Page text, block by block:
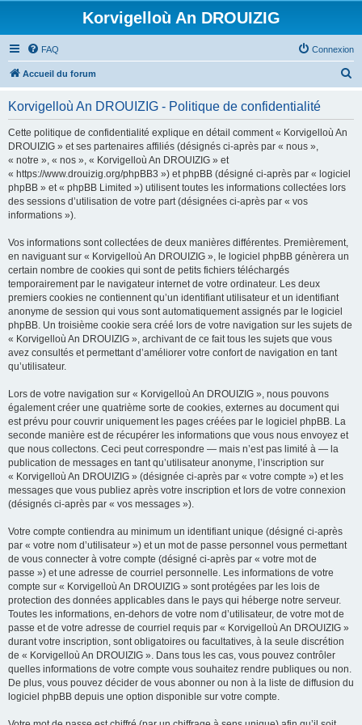
Korvigelloù An DROUIZIG
FAQ Connexion
Accueil du forum
Korvigelloù An DROUIZIG - Politique de confidentialité
Cette politique de confidentialité explique en détail comment « Korvigelloù An
DROUIZIG » et ses partenaires affiliés (désignés ci-après par « nous »,
« notre », « nos », « Korvigelloù An DROUIZIG » et
« https://www.drouizig.org/phpBB3 ») et phpBB (désigné ci-après par « logiciel
phpBB » et « phpBB Limited ») utilisent toutes les informations collectées lors
des sessions d’utilisation de votre part (désignées ci-après par « vos
informations »).
Vos informations sont collectées de deux manières différentes. Premièrement,
en naviguant sur « Korvigelloù An DROUIZIG », le logiciel phpBB génèrera un
certain nombre de cookies qui sont de petits fichiers téléchargés
temporairement par le navigateur internet de votre ordinateur. Les deux
premiers cookies ne contiennent qu’un identifiant utilisateur et un identifiant
anonyme de session qui vous sont automatiquement assignés par le logiciel
phpBB. Un troisième cookie sera créé lors de votre navigation sur les sujets de
« Korvigelloù An DROUIZIG », archivant de ce fait tous les sujets que vous
avez consultés et permettant d’améliorer votre confort de navigation en tant
qu’utilisateur.
Lors de votre navigation sur « Korvigelloù An DROUIZIG », nous pouvons
également créer une quatrième sorte de cookies, externes au document qui
est prévu pour couvrir uniquement les pages créées par le logiciel phpBB. La
seconde manière est de récupérer les informations que vous nous envoyez et
que nous collectons. Ceci peut correspondre — mais n’est pas limité à — la
publication de messages en tant qu’utilisateur anonyme, l’inscription sur
« Korvigelloù An DROUIZIG » (désignée ci-après par « votre compte ») et les
messages que vous publiez après votre inscription et lors de votre connexion
(désignés ci-après par « vos messages »).
Votre compte contiendra au minimum un identifiant unique (désigné ci-après
par « votre nom d’utilisateur ») et un mot de passe personnel vous permettant
de vous connecter à votre compte (désigné ci-après par « votre mot de
passe ») et une adresse de courriel personnelle. Les informations de votre
compte sur « Korvigelloù An DROUIZIG » sont protégées par les lois de
protection des données applicables dans le pays qui héberge notre serveur.
Toutes les informations, en-dehors de votre nom d’utilisateur, de votre mot de
passe et de votre adresse de courriel requis par « Korvigelloù An DROUIZIG »
durant votre inscription, sont obligatoires ou facultatives, à la seule discrétion
de « Korvigelloù An DROUIZIG ». Dans tous les cas, vous pouvez contrôler
quelles informations de votre compte vous souhaitez rendre publiques ou non.
De plus, vous pouvez décider de vous abonner ou non à la liste de diffusion du
logiciel phpBB depuis une option disponible sur votre compte.